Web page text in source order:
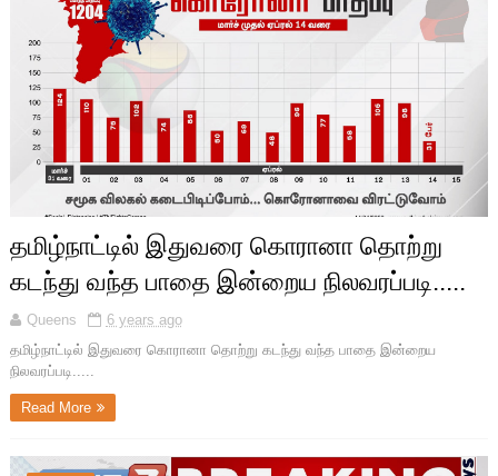
தமிழ்நாட்டில் இதுவரை கொரானா தொற்று
கடந்து வந்த பாதை இன்றைய நிலவரப்படி.....
Queens
6 years ago
தமிழ்நாட்டில் இதுவரை கொரானா தொற்று கடந்து வந்த பாதை இன்றைய
நிலவரப்படி.....
Read More